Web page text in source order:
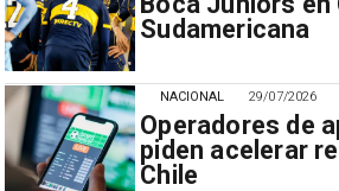
Sudamericana
29/07/2026
Operadores de
piden acelerar
Chile
NACIONAL